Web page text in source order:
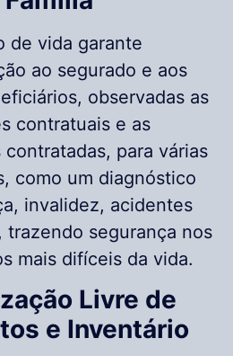
de vida garante
ao segurado e aos
observadas as
contratuais e as
contratadas, para várias
como um diagnóstico
invalidez, acidentes
trazendo segurança nos
mais difíceis da vida.
Livre de
e Inventário